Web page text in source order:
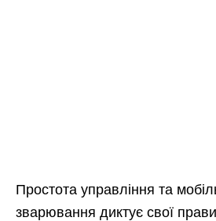
Простота управління та
зварювання диктує свої